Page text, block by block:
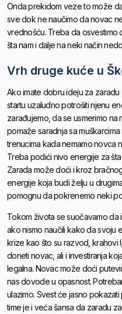
Onda prekidom veze to može
sve dok ne naučimo da novac
vrednošću. Treba da osvestimo
šta nam i dalje na neki način
Vrh druge kuće u
Ako imate dobru ideju za
startu uzaludno potrošiti njenu
zarađujemo, da se usmerimo na
pomaže saradnja sa
trenucima kada nemamo novca
Treba podići nivo energije za
Zarada može doći i kroz
energije koja budi želju u
pomognu da pokrenemo neki
Tokom života se suočavamo da
ako nismo naučili kako da svoju
krize kao što su razvod, krahovi
doneti novac, ali i investiranja
legalna. Novac može doći
nas dovode u opasnost.
ulazimo. Svest će jasno
time je i veća šansa da zaradu